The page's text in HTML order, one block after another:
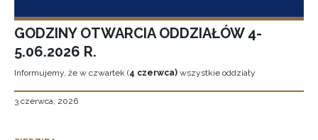
GODZINY OTWARCIA ODDZIAŁÓW 4-
5.06.2026 R.
Informujemy, że w czwartek (4 czerwca) wszystkie oddziały
3 czerwca, 2026